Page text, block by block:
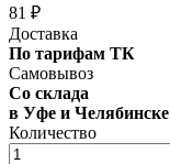
81 ₽
Доставка
По тарифам ТК
Самовывоз
Со склада
в Уфе и Челябинске
Количество